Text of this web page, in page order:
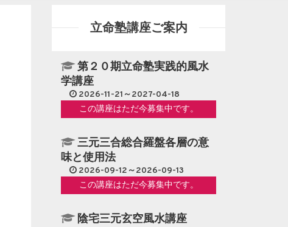
立命塾講座ご案内
第２０期立命塾実践的風水
学講座
2026-11-21～2027-04-18
この講座はただ今募集中です。
三元三合総合羅盤各層の意
味と使用法
2026-09-12～2026-09-13
この講座はただ今募集中です。
陰宅三元玄空風水講座